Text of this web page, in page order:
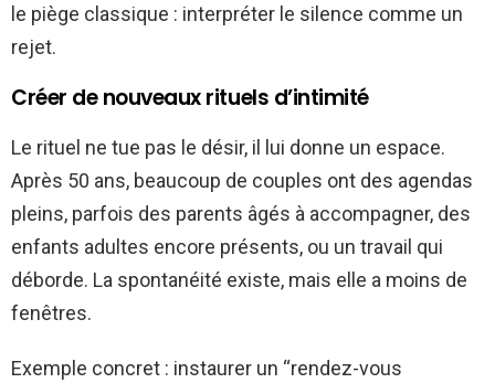
le piège classique : interpréter le silence comme un
rejet.
Créer de nouveaux rituels d’intimité
Le rituel ne tue pas le désir, il lui donne un espace.
Après 50 ans, beaucoup de couples ont des agendas
pleins, parfois des parents âgés à accompagner, des
enfants adultes encore présents, ou un travail qui
déborde. La spontanéité existe, mais elle a moins de
fenêtres.
Exemple concret : instaurer un “rendez-vous